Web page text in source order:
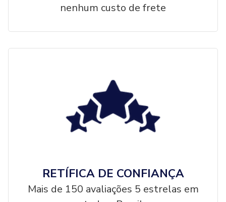
nenhum custo de frete
RETÍFICA DE CONFIANÇA
Mais de 150 avaliações 5 estrelas em